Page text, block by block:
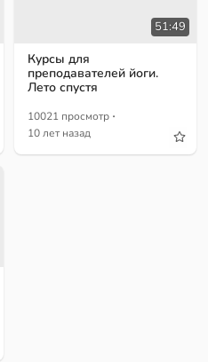
51:49
Курсы для
преподавателей йоги.
Лето спустя
10021 просмотр ·
10 лет назад